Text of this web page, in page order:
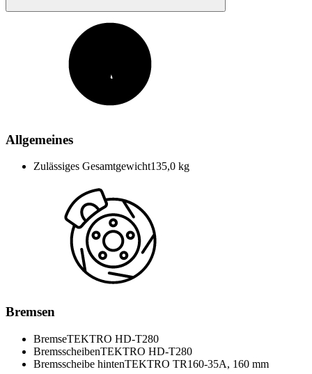
Allgemeines
Zulässiges Gesamtgewicht135,0 kg
Bremsen
BremseTEKTRO HD-T280
BremsscheibenTEKTRO HD-T280
Bremsscheibe hintenTEKTRO TR160-35A, 160 mm